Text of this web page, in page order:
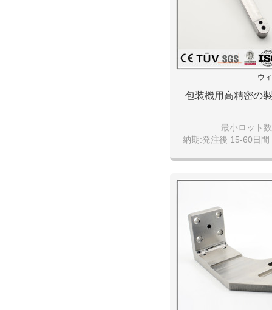
ウ
包装機用高精密の
最小ロット
納期:発注後 15-60日
支払い条件: T/T、